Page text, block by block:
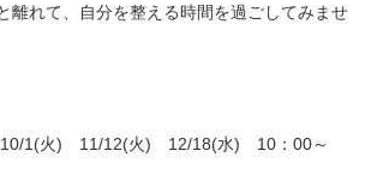
離れて、自分を整える時間を過ごしてみませ
1(火) 11/12(火) 12/18(水) 10：00～